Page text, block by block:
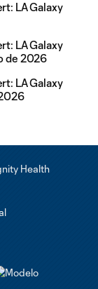
LA Galaxy
LA Galaxy
de 2026
LA Galaxy